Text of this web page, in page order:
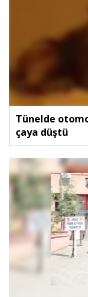
Tünelde
çaya düştü